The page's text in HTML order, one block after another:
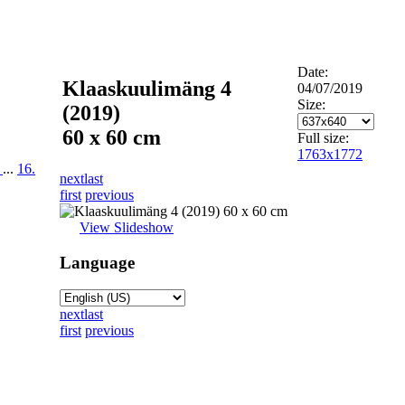
... 16.
Klaaskuulimäng 4
(2019)
60 x 60 cm
Date:
04/07/2019
Size:
Full size:
1763x1772
nextlast
first previous
View Slideshow
Language
nextlast
first previous